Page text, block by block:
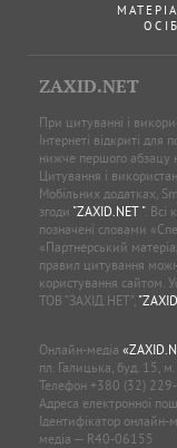
ZAXID.NET
При цитуванні і
Інтернеті відкриті
нижче першого абзацу
Цитування і
Мобільних додатках,
згоди "ZAXID.NET ". Всі
позначені словами
«Партнерський
правил цитування
користування сайтом.
ТОВ “ЗАХІД.НЕТ”,
Онлайн-медіа
пл. Галицька, буд. 15,
Телефон +380 (32)
Адреса електронної
Ідентифікатор онлайн-
медіа — R40-06155